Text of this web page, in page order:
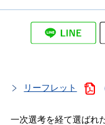
リーフレット
一次選考を経て選ばれ